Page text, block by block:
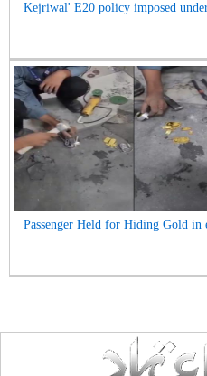
Kejriwal' E20 policy imposed
Passenger Held for Hiding Gold